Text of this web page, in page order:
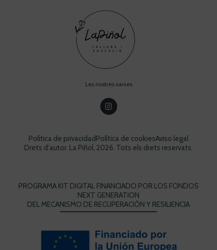
Les nostres xarxes
Drets d'autor. La Piñol, 2026. Tots els drets reservats.
Política de privacidadPolítica de cookiesAviso legal
PROGRAMA KIT DIGITAL FINANCIADO POR LOS FONDOS
NEXT GENERATION
DEL MECANISMO DE RECUPERACIÓN Y RESILIENCIA